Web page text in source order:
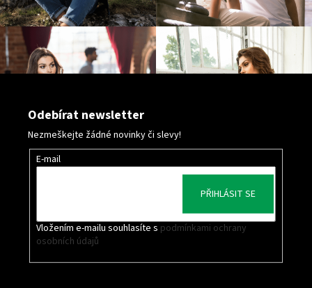
Odebírat newsletter
Nezmeškejte žádné novinky či slevy!
E-mail
Vložením e-mailu souhlasíte s podmínkami ochrany
osobních údajů
PŘIHLÁSIT SE